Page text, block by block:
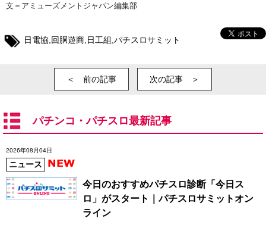
文＝アミューズメントジャパン編集部
日電協 回胴遊商 日工組 パチスロサミット
＜ 前の記事 次の記事 ＞
パチンコ・パチスロ最新記事
2026年08月04日
ニュース
今日のおすすめパチスロ診断「今日ス
ロ」がスタート｜パチスロサミットオン
ライン